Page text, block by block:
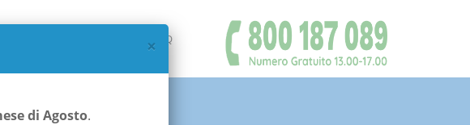
FAQ
×
di Agosto.